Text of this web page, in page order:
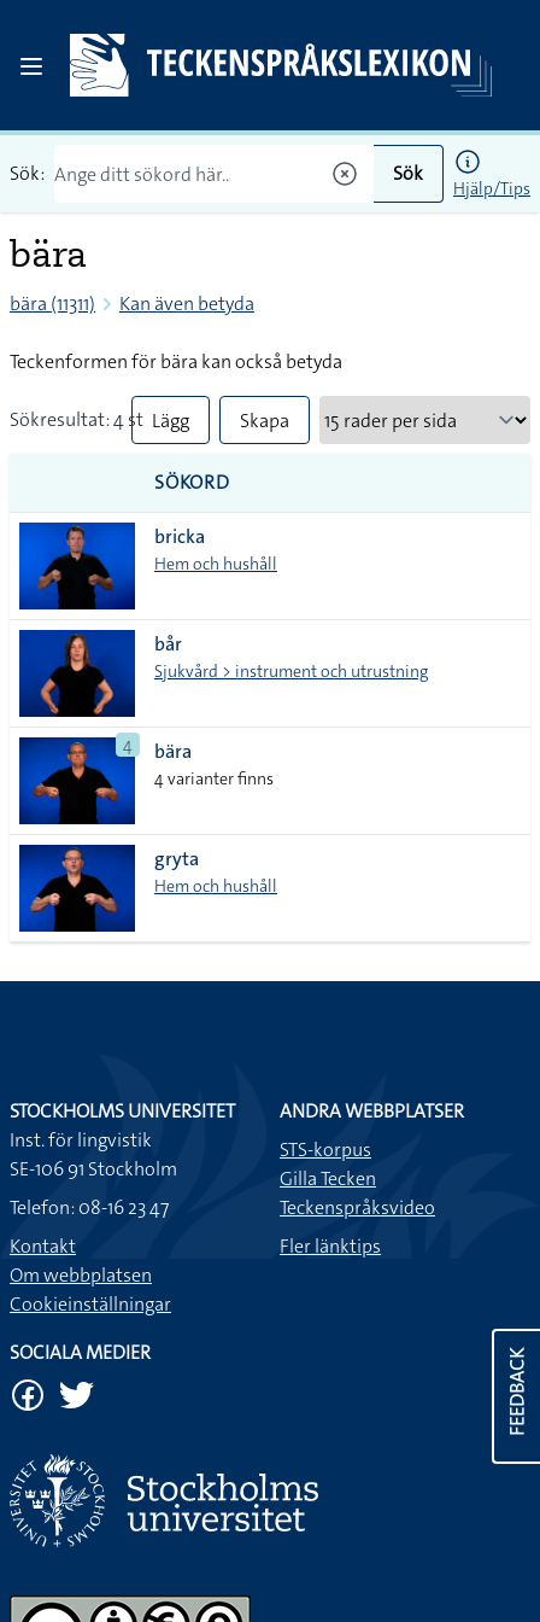
Sök: Sök
Hjälp/Tips
bära
bära (11311) Kan även betyda
Teckenformen för bära kan också betyda
Sökresultat: 4 st Lägg
till
alla i
lista
Skapa
SÖKORD
bricka
Hem och hushåll
bår
Sjukvård > instrument och utrustning
4 bära
4 varianter finns
gryta
Hem och hushåll
FEEDBACK
STOCKHOLMS UNIVERSITET
Inst. för lingvistik
SE-106 91 Stockholm
Telefon: 08-16 23 47
Kontakt
Om webbplatsen
Cookieinställningar
ANDRA WEBBPLATSER
STS-korpus
Gilla Tecken
Teckenspråksvideo
Fler länktips
SOCIALA MEDIER